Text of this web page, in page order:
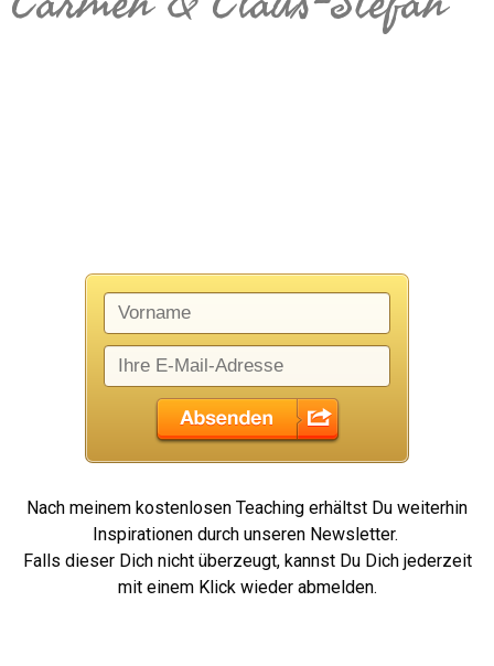
Nach meinem kostenlosen Teaching erhältst Du weiterhin
Inspirationen durch unseren Newsletter.
Falls dieser Dich nicht überzeugt, kannst Du Dich jederzeit
mit einem Klick wieder abmelden.